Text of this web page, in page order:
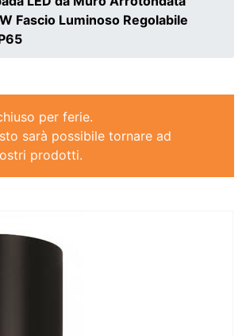
Fascio Luminoso Regolabile
per ferie.
sarà possibile tornare ad
prodotti.